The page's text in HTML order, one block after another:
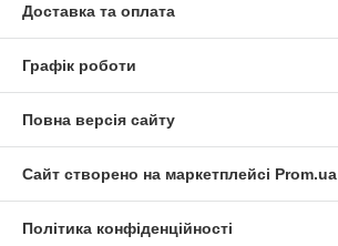
Доставка та оплата
Графік роботи
Повна версія сайту
Сайт створено на маркетплейсі Prom.ua
Політика конфіденційності